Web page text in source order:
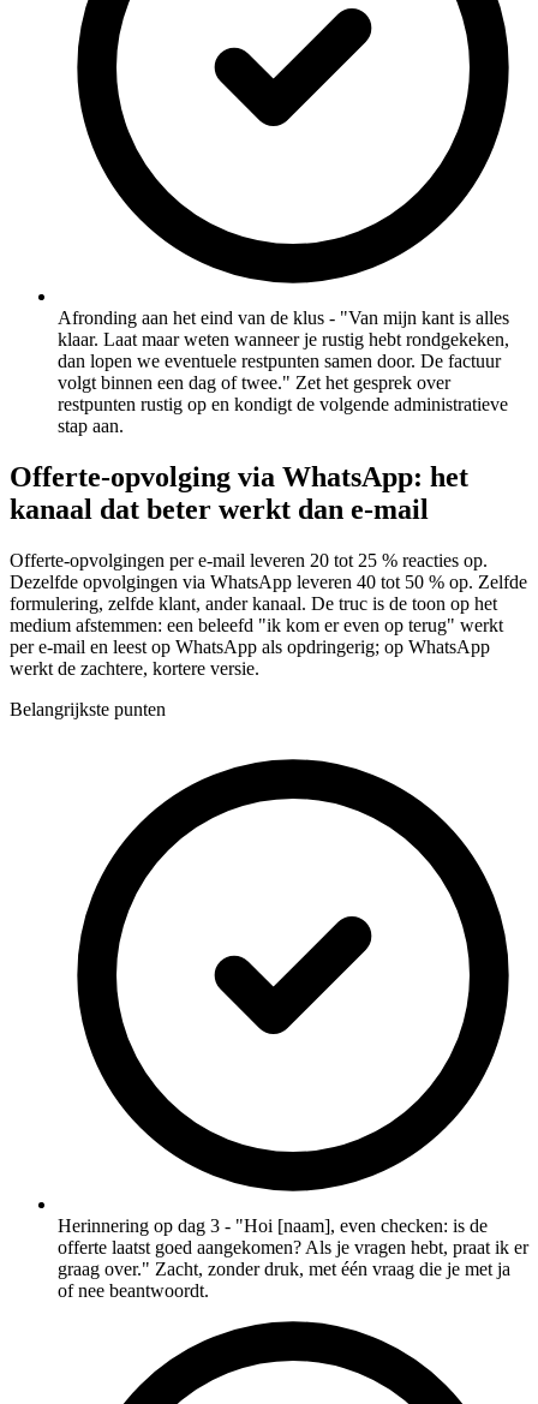
Afronding aan het eind van de klus - "Van mijn kant is alles
klaar. Laat maar weten wanneer je rustig hebt rondgekeken,
dan lopen we eventuele restpunten samen door. De factuur
volgt binnen een dag of twee." Zet het gesprek over
restpunten rustig op en kondigt de volgende administratieve
stap aan.
Offerte-opvolging via WhatsApp: het
kanaal dat beter werkt dan e-mail
Offerte-opvolgingen per e-mail leveren 20 tot 25 % reacties op.
Dezelfde opvolgingen via WhatsApp leveren 40 tot 50 % op. Zelfde
formulering, zelfde klant, ander kanaal. De truc is de toon op het
medium afstemmen: een beleefd "ik kom er even op terug" werkt
per e-mail en leest op WhatsApp als opdringerig; op WhatsApp
werkt de zachtere, kortere versie.
Belangrijkste punten
Herinnering op dag 3 - "Hoi [naam], even checken: is de
offerte laatst goed aangekomen? Als je vragen hebt, praat ik er
graag over." Zacht, zonder druk, met één vraag die je met ja
of nee beantwoordt.